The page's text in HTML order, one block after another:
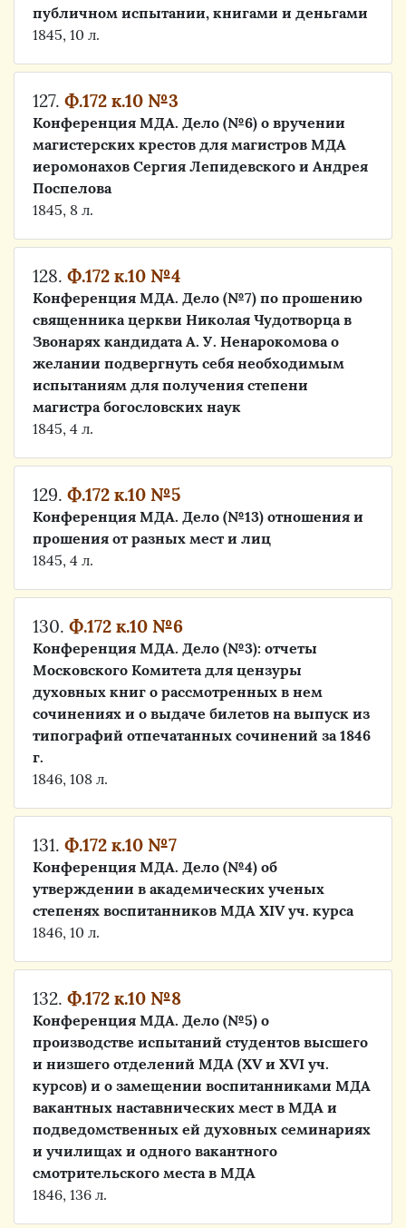
публичном испытании, книгами и деньгами
1845, 10 л.
127. Ф.172 к.10 №3
Конференция МДА. Дело (№6) о вручении
магистерских крестов для магистров МДА
иеромонахов Сергия Лепидевского и Андрея
Поспелова
1845, 8 л.
128. Ф.172 к.10 №4
Конференция МДА. Дело (№7) по прошению
священника церкви Николая Чудотворца в
Звонарях кандидата А. У. Ненарокомова о
желании подвергнуть себя необходимым
испытаниям для получения степени
магистра богословских наук
1845, 4 л.
129. Ф.172 к.10 №5
Конференция МДА. Дело (№13) отношения и
прошения от разных мест и лиц
1845, 4 л.
130. Ф.172 к.10 №6
Конференция МДА. Дело (№3): отчеты
Московского Комитета для цензуры
духовных книг о рассмотренных в нем
сочинениях и о выдаче билетов на выпуск из
типографий отпечатанных сочинений за 1846
г.
1846, 108 л.
131. Ф.172 к.10 №7
Конференция МДА. Дело (№4) об
утверждении в академических ученых
степенях воспитанников МДА XIV уч. курса
1846, 10 л.
132. Ф.172 к.10 №8
Конференция МДА. Дело (№5) о
производстве испытаний студентов высшего
и низшего отделений МДА (XV и XVI уч.
курсов) и о замещении воспитанниками МДА
вакантных наставнических мест в МДА и
подведомственных ей духовных семинариях
и училищах и одного вакантного
смотрительского места в МДА
1846, 136 л.